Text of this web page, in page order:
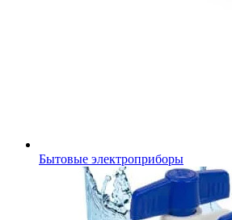
Бытовые электроприборы